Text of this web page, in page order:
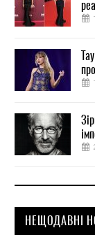
НЕЩОДАВНІ